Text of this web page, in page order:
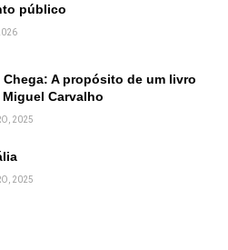
público
A propósito de um livro
Carvalho
2025
2025